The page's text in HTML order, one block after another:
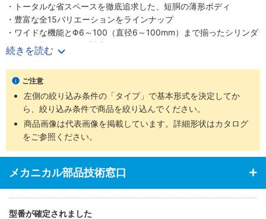
・トータルな省スペースを徹底追求した、短胴の薄形ボディ
・豊富な全15バリエーションをラインナップ
・ワイドな機能とΦ6～100（直径6～100mm）まで揃ったシリンダ
径で、多様なニーズに対応
・スクエアロッドで回転レス機能がプラス、機械装置の高効率設計
が可能
【用途】
・あらゆる業界の空気圧機器や生産ラインに対応
続きを読む
ご注意
左側の絞り込み条件の「タイプ」で基本形式を決定してか
ら、絞り込み条件で商品を絞り込んでください。
商品画像は代表画像を掲載しています。詳細形状はカタログ
をご参照ください。
メカニカル部品技術窓口
型番が確定されました